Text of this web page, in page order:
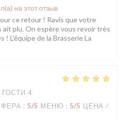
на этот отзыв
ce retour ! Ravis que votre
ait plu. On espère vous revoir très
! L'équipe de la Brasserie La
ГОСТИ 4
: 5/5 МЕНЮ : 5/5 ЦЕНА /